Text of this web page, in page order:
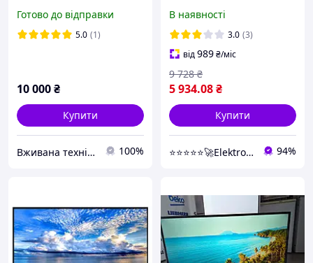
Готово до відправки
5.0 (1)
10 000₴
Купити
Вживана техніка з Європи 100%
15.0
В наявності
3.0 (3)
від989₴/міс
5 934.08₴
9 728 ₴
Купити
⭐⭐⭐⭐⭐🚀Elektroniki-net 94%